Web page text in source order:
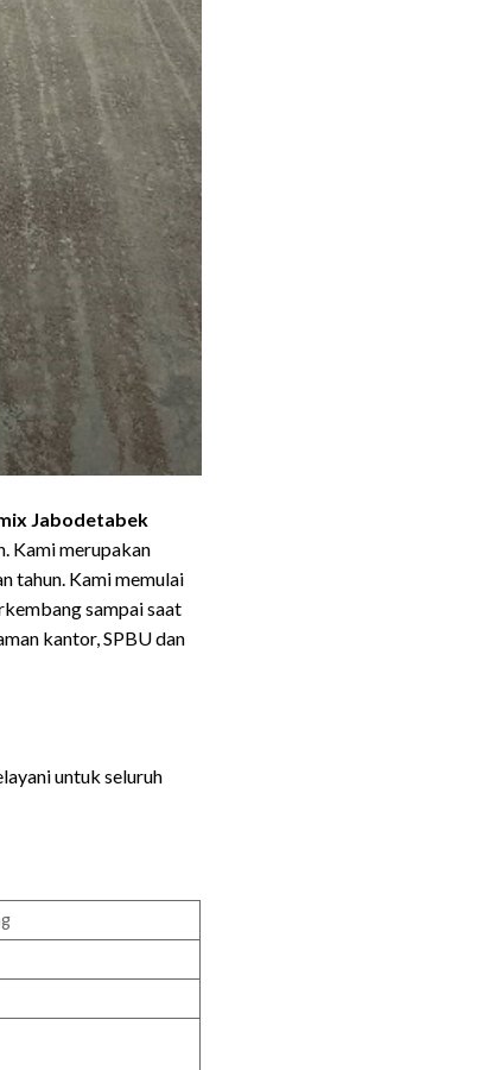
Jabodetabek
Kami merupakan
tahun. Kami memulai
sampai saat
kantor, SPBU dan
untuk seluruh